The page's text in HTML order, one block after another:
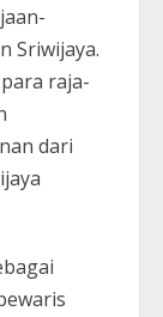
Sriwijaya.
raja-
dari